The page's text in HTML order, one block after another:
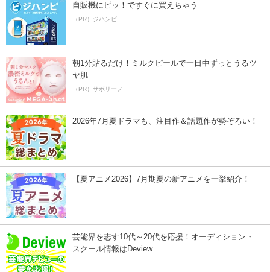
自販機にピッ！ですぐに買えちゃう
（PR）ジハンピ
朝1分貼るだけ！ミルクピールで一日中ずっとうるツ
ヤ肌
（PR）サボリーノ
2026年7月夏ドラマも、注目作＆話題作が勢ぞろい！
【夏アニメ2026】7月期夏の新アニメを一挙紹介！
芸能界を志す10代～20代を応援！オーディション・
スクール情報はDeview